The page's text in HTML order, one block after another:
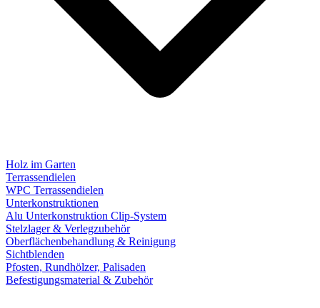
Holz im Garten
Terrassendielen
WPC Terrassendielen
Unterkonstruktionen
Alu Unterkonstruktion Clip-System
Stelzlager & Verlegzubehör
Oberflächenbehandlung & Reinigung
Sichtblenden
Pfosten, Rundhölzer, Palisaden
Befestigungsmaterial & Zubehör